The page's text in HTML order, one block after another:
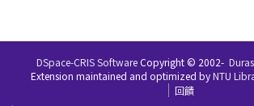
DSpace-CRIS SoftwareCopyright © 2002-
Extension maintained and optimized byNTU
回饋